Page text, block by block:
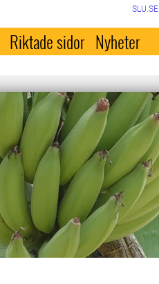
SLU.SE
Riktade sidor Nyheter